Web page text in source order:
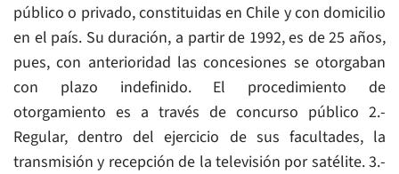
público o privado, constituidas en Chile y con domicilio
en el país. Su duración, a partir de 1992, es de 25 años,
pues, con anterioridad las concesiones se otorgaban
con plazo indefinido. El procedimiento de
otorgamiento es a través de concurso público 2.-
Regular, dentro del ejercicio de sus facultades, la
transmisión y recepción de la televisión por satélite. 3.-